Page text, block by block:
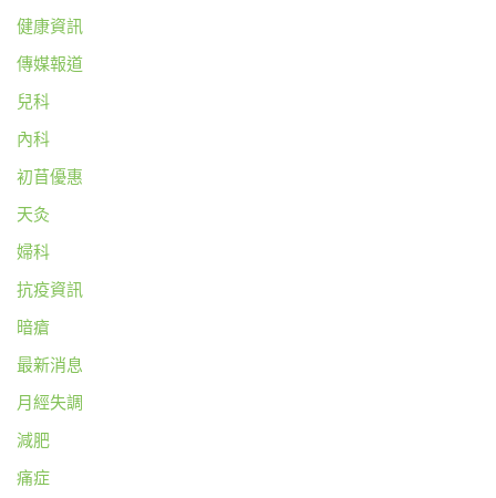
健康資訊
傳媒報道
兒科
內科
初苜優惠
天灸
婦科
抗疫資訊
暗瘡
最新消息
月經失調
減肥
痛症